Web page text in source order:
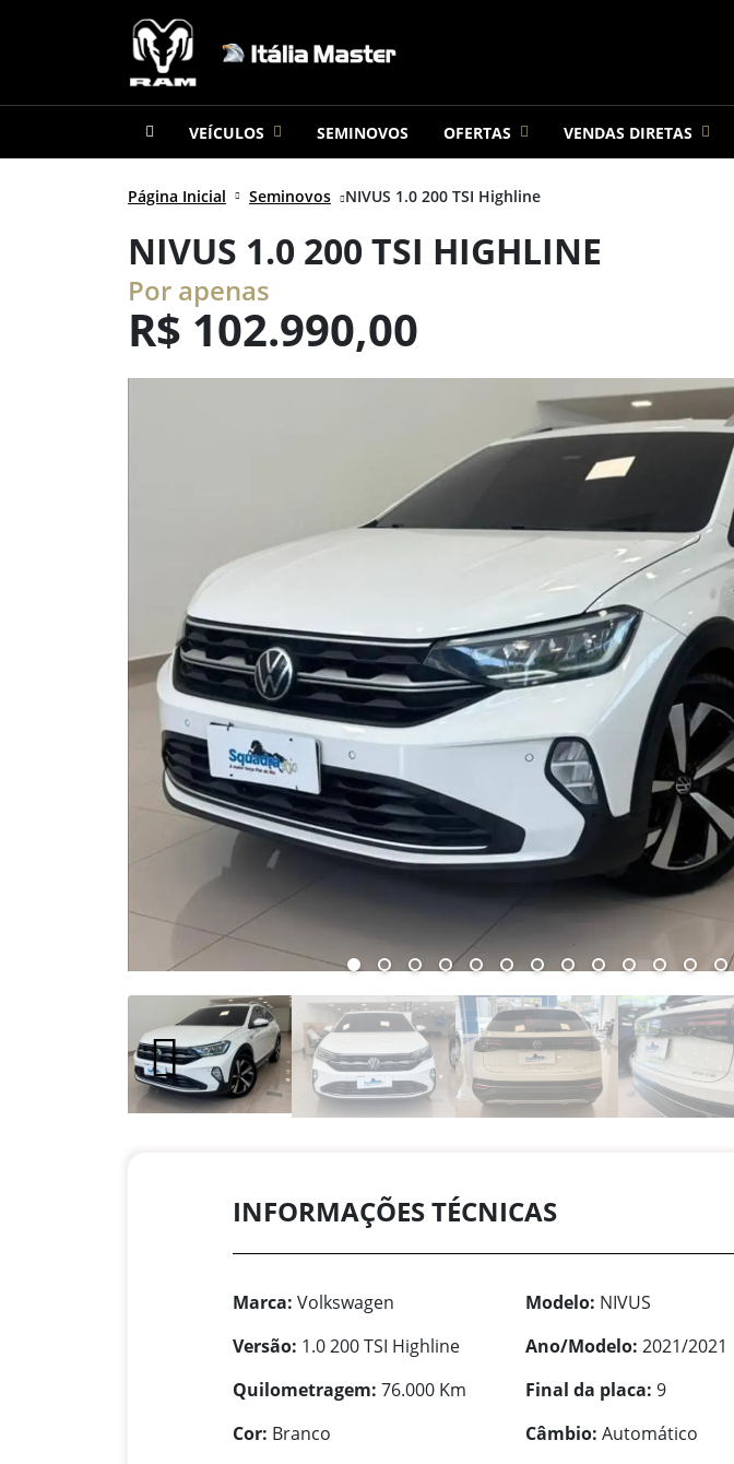
VEÍCULOS SEMINOVOS OFERTAS VENDAS DIRETAS
Página Inicial Seminovos NIVUS 1.0 200 TSI Highline
NIVUS 1.0 200 TSI HIGHLINE
Por apenas
R$ 102.990,00
INFORMAÇÕES TÉCNICAS
Marca: Volkswagen Modelo: NIVUS
Versão: 1.0 200 TSI Highline Ano/Modelo: 2021/2021
Quilometragem: 76.000 Km Final da placa: 9
Cor: Branco Câmbio: Automático